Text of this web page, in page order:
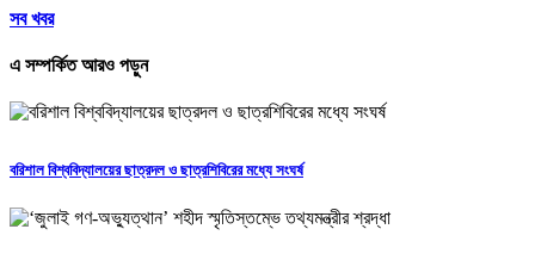
সব খবর
এ সম্পর্কিত আরও পড়ুন
বরিশাল বিশ্ববিদ্যালয়ের ছাত্রদল ও ছাত্রশিবিরের মধ্যে সংঘর্ষ